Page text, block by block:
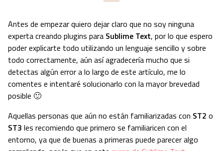
Antes de empezar quiero dejar claro que no soy ninguna
experta creando plugins para Sublime Text, por lo que espero
poder explicarte todo utilizando un lenguaje sencillo y sobre
todo correctamente, aún así agradecería mucho que si
detectas algún error a lo largo de este artículo, me lo
comentes e intentaré solucionarlo con la mayor brevedad
posible 🙂
Aquellas personas que aún no están familiarizadas con ST2 o
ST3 les recomiendo que primero se familiaricen con el
entorno, ya que de buenas a primeras puede parecer algo